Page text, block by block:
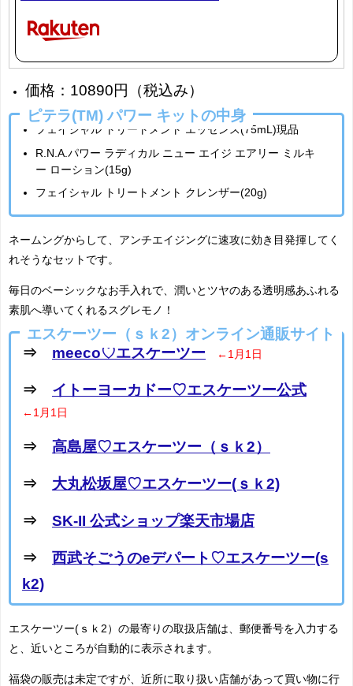
価格：10890円（税込み）
ピテラ(TM) パワー キットの中身
フェイシャル トリートメント エッセンス(75mL)現品
R.N.A.パワー ラディカル ニュー エイジ エアリー ミルキ
ー ローション(15g)
フェイシャル トリートメント クレンザー(20g)
ネームングからして、アンチエイジングに速攻に効き目発揮してく
れそうなセットです。
毎日のベーシックなお手入れで、潤いとツヤのある透明感あふれる
素肌へ導いてくれるスグレモノ！
エスケーツー（ｓｋ2）オンライン通販サイト
⇒ meeco♡エスケーツー ←1月1日
⇒ イトーヨーカドー♡エスケーツー公式
←1月1日
⇒ 高島屋♡エスケーツー（ｓｋ2）
⇒ 大丸松坂屋♡エスケーツー(ｓｋ2)
⇒ SK-II 公式ショップ楽天市場店
⇒ 西武そごうのeデパート♡エスケーツー(s
k2)
エスケーツー(ｓｋ2）の最寄りの取扱店舗は、郵便番号を入力する
と、近いところが自動的に表示されます。
福袋の販売は未定ですが、近所に取り扱い店舗があって買い物に行